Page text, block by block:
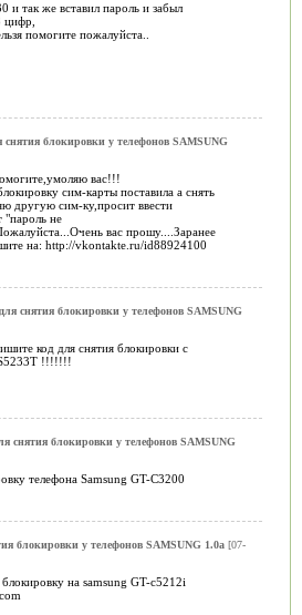
и так же вставил пароль и забыл
цифр,
помогите пожалуйста..
блокировки у телефонов SAMSUNG
вас!!!
сим-карты поставила а снять
другую сим-ку,просит ввести
"пароль не
вас прошу....Заранее
на: http://vkontakte.ru/id88924100
снятия блокировки у телефонов SAMSUNG
код для снятия блокировки с
S5233T !!!!!!!
снятия блокировки у телефонов SAMSUNG
телефона Samsung GT-C3200
блокировки у телефонов SAMSUNG 1.0a[07-
на samsung GT-c5212i